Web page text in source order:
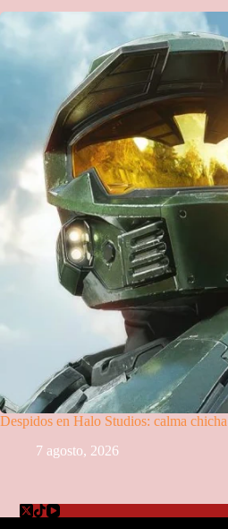
Despidos en Halo Studios: calma chicha
7 agosto, 2026